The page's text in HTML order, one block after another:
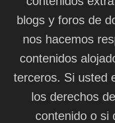
blogs y foros de
nos hacemos
contenidos
terceros. Si usted
los derechos
contenido o si